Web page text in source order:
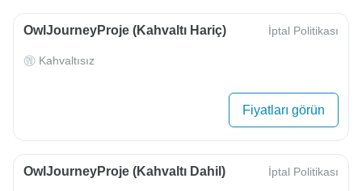
OwlJourneyProje (Kahvaltı Hariç) İptal Politikası
Kahvaltısız
Fiyatları görün
OwlJourneyProje (Kahvaltı Dahil) İptal Politikası